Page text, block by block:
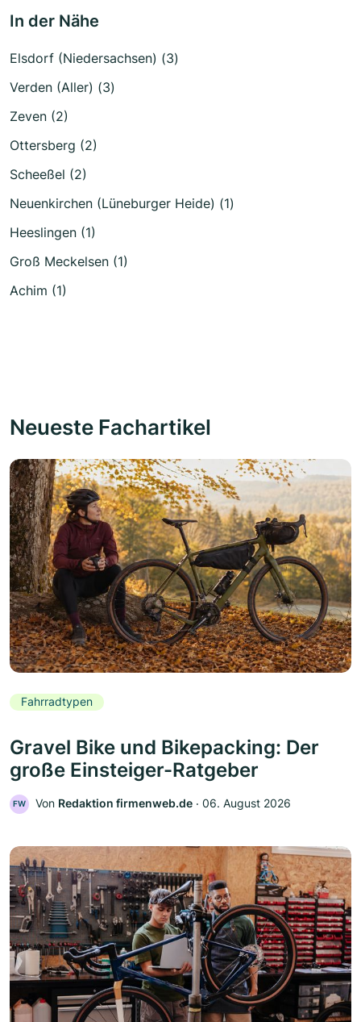
In der Nähe
Elsdorf (Niedersachsen) (3)
Verden (Aller) (3)
Zeven (2)
Ottersberg (2)
Scheeßel (2)
Neuenkirchen (Lüneburger Heide) (1)
Heeslingen (1)
Groß Meckelsen (1)
Achim (1)
Neueste Fachartikel
Fahrradtypen
Gravel Bike und Bikepacking: Der
große Einsteiger-Ratgeber
FW Von Redaktion firmenweb.de ‧ 06. August 2026